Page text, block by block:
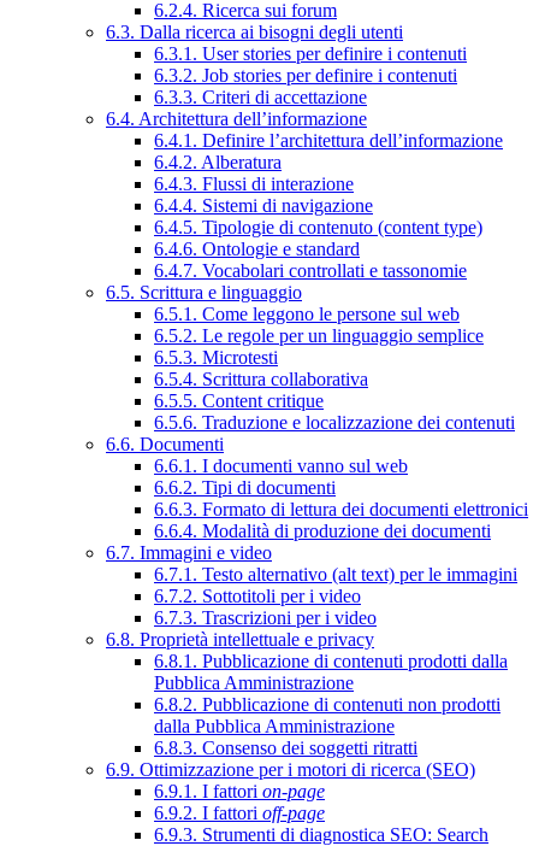
6.2.4. Ricerca sui forum
6.3. Dalla ricerca ai bisogni degli utenti
6.3.1. User stories per definire i contenuti
6.3.2. Job stories per definire i contenuti
6.3.3. Criteri di accettazione
6.4. Architettura dell’informazione
6.4.1. Definire l’architettura dell’informazione
6.4.2. Alberatura
6.4.3. Flussi di interazione
6.4.4. Sistemi di navigazione
6.4.5. Tipologie di contenuto (content type)
6.4.6. Ontologie e standard
6.4.7. Vocabolari controllati e tassonomie
6.5. Scrittura e linguaggio
6.5.1. Come leggono le persone sul web
6.5.2. Le regole per un linguaggio semplice
6.5.3. Microtesti
6.5.4. Scrittura collaborativa
6.5.5. Content critique
6.5.6. Traduzione e localizzazione dei contenuti
6.6. Documenti
6.6.1. I documenti vanno sul web
6.6.2. Tipi di documenti
6.6.3. Formato di lettura dei documenti elettronici
6.6.4. Modalità di produzione dei documenti
6.7. Immagini e video
6.7.1. Testo alternativo (alt text) per le immagini
6.7.2. Sottotitoli per i video
6.7.3. Trascrizioni per i video
6.8. Proprietà intellettuale e privacy
6.8.1. Pubblicazione di contenuti prodotti dalla
Pubblica Amministrazione
6.8.2. Pubblicazione di contenuti non prodotti
dalla Pubblica Amministrazione
6.8.3. Consenso dei soggetti ritratti
6.9. Ottimizzazione per i motori di ricerca (SEO)
6.9.1. I fattori on-page
6.9.2. I fattori off-page
6.9.3. Strumenti di diagnostica SEO: Search